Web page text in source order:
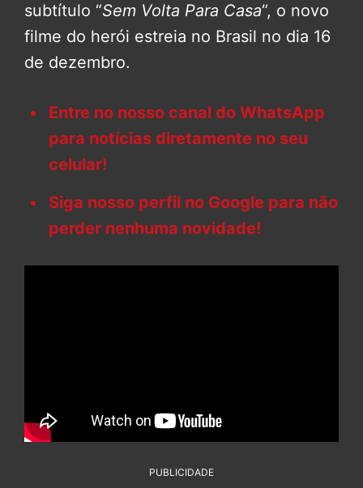
subtítulo “Sem Volta Para Casa“, o novo
filme do herói estreia no Brasil no dia 16
de dezembro.
Entre no nosso canal do WhatsApp
para notícias diretamente no seu
celular!
Siga nosso perfil no Google para não
perder nenhuma novidade!
PUBLICIDADE